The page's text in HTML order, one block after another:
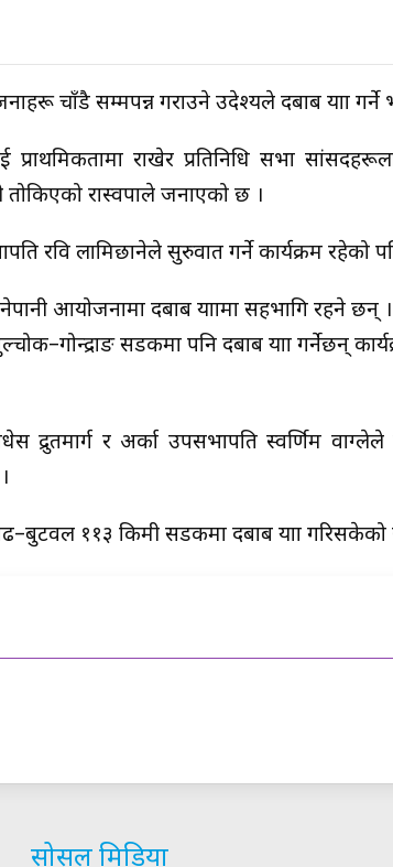
चाँडै सम्मपन्न गराउने उदेश्यले दबाब यात्रा
राखेर प्रतिनिधि सभा
तोकिएको रास्वपाले जनाएको छ ।
रवि लामिछानेले सुरुवात गर्ने कार्यक्रम रहेको
आयोजनामा दबाब यात्रामा सहभागि रहने छन् ।
सडकमा पनि दबाब यात्रा गर्नेछन्
द्रुतमार्ग र अर्का उपसभापति स्वर्णिम
११३ किमी सडकमा दबाब यात्रा गरिसकेको
सोसल मिडिया